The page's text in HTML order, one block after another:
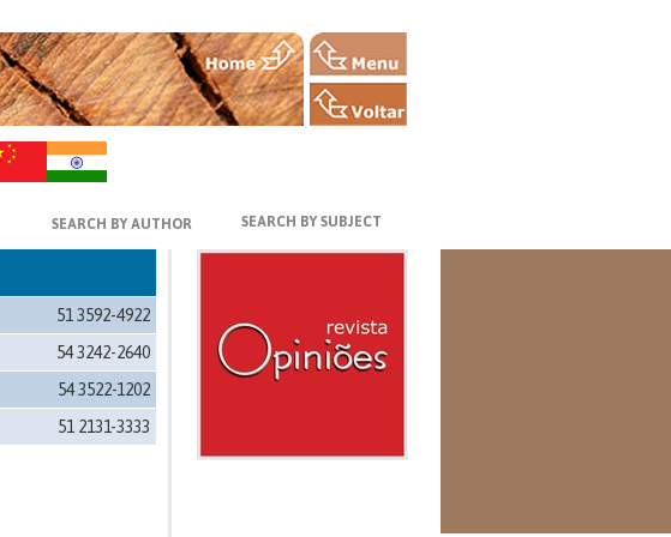
SEARCH BY AUTHOR SEARCH BY SUBJECT
51 3592-4922
54 3242-2640
54 3522-1202
51 2131-3333